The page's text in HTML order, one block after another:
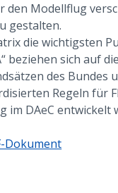
Modellflug
gestalten.
die wichtigsten
beziehen sich auf
des
Regeln für
im DAeC entwickelt
Dokument